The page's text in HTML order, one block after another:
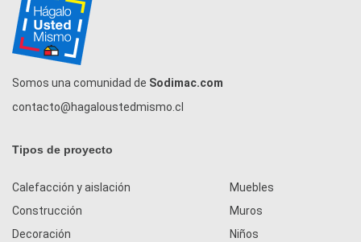
Somos una comunidad de Sodimac.com
contacto@hagaloustedmismo.cl
Tipos de proyecto
Calefacción y aislación
Construcción
Decoración
Muebles
Muros
Niños